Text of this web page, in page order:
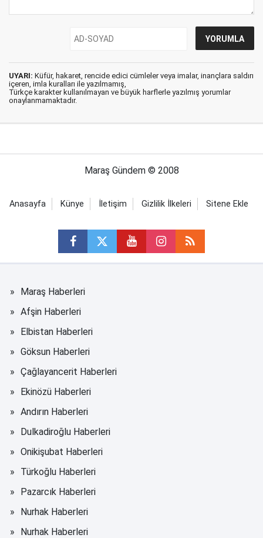
UYARI: Küfür, hakaret, rencide edici cümleler veya imalar, inançlara saldırı
içeren, imla kuralları ile yazılmamış,
Türkçe karakter kullanılmayan ve büyük harflerle yazılmış yorumlar
onaylanmamaktadır.
Maraş Gündem © 2008
Anasayfa Künye İletişim Gizlilik İlkeleri Sitene Ekle
Maraş Haberleri
Afşin Haberleri
Elbistan Haberleri
Göksun Haberleri
Çağlayancerit Haberleri
Ekinözü Haberleri
Andırın Haberleri
Dulkadiroğlu Haberleri
Onikişubat Haberleri
Türkoğlu Haberleri
Pazarcık Haberleri
Nurhak Haberleri
Nurhak Haberleri